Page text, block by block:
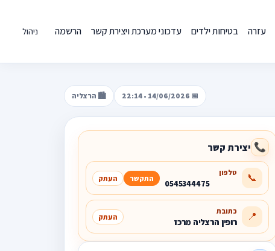
עזרה בטיחות ילדים עדכוני מערכת ויצירת קשר הרשמה ניהול
📅 14/06/2026 • 22:14 🏙️ הרצליה
📞 יצירת קשר
📞 טלפון
0545344475 התקשר העתק
📍 כתובת
רופין הרצליה מרכז העתק